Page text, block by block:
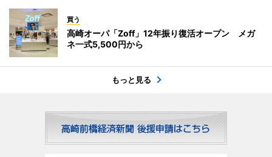
買う
高崎オーパ「Zoff」12年振り復活オープン メガ
ネ一式5,500円から
もっと見る